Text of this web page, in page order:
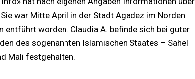
war Mitte April in der Stadt Agadez im Norden
entführt worden. Claudia A. befinde sich bei guter
des sogenannten Islamischen Staates – Sahel
Mali festgehalten.